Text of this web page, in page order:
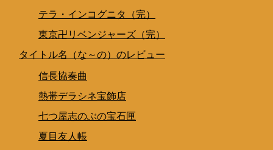
テラ・インコグニタ（完）
東京卍リベンジャーズ（完）
タイトル名（な～の）のレビュー
信長協奏曲
熱帯デラシネ宝飾店
七つ屋志のぶの宝石匣
夏目友人帳